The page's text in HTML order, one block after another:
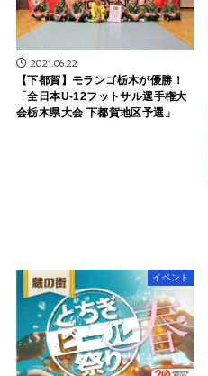
2021.06.22
【下都賀】モランゴ栃木が優勝！
「全日本U-12フットサル選手権大
会栃木県大会 下都賀地区予選」
イベント